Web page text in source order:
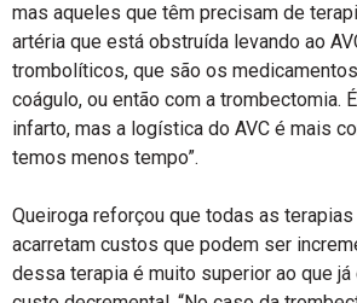
mas aqueles que têm precisam de
artéria que está obstruída levando ao
trombolíticos, que são os
coágulo, ou então com a trombectomia.
infarto, mas a logística do AVC é mais
temos menos tempo”.
Queiroga reforçou que todas as
acarretam custos que podem ser
dessa terapia é muito superior ao que